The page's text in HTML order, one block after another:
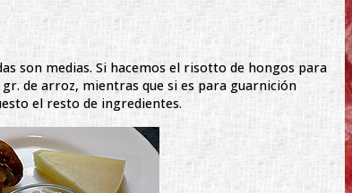
son medias. Si hacemos el risotto de hongos para
de arroz, mientras que si es para guarnición
el resto de ingredientes.